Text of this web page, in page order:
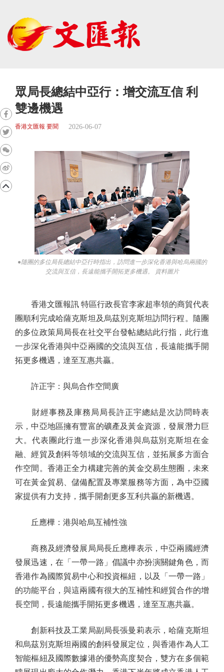
眾局長總結中亞行：增交流互信 利
雙邊機遇
香港文匯報 要聞 2026-06-07
●隨團的多位局長總結中亞行時指出，訪問進一步深化香港與哈烏兩國的
交流與互信，長遠能攜手開拓更多機遇。 資料圖片
香港文匯報訊 特區行政長官李家超率領的商貿代表
團順利完成哈薩克斯坦及烏茲別克斯坦訪問行程。隨團
的多位政策局局長在社交平台發帖總結此行指，此行進
一步深化香港與中亞兩國的交流與互信，長遠能攜手開
拓更多機遇，達至互惠共贏。
許正宇：與烏合作空間廣
財經事務及庫務局局長許正宇總結是次訪問時表
示，中亞地區擁有豐富的礦產及黃金資源，發展潛力巨
大。代表團此行進一步深化香港與烏茲別克斯坦在金
融、經貿及創科等領域的交流與互信，並拓展多方面合
作空間。香港正全力構建完善的黃金交易生態圈，未來
可在黃金貿易、儲備配置及專業服務等方面，為中亞國
家提供有力支持，攜手開創更多互利共贏的新機遇。
丘應樺：港與哈烏互補性強
商務及經濟發展局局長丘應樺表示，中亞兩國經濟
發展迅速，在「一帶一路」倡議中亦扮演關鍵角色，而
香港作為國際貿易中心和投資樞紐，以及「一帶一路」
的功能平台，與這兩國有很大的互補性和經貿合作的增
長空間，長遠能攜手開拓更多機遇，達至互惠共贏。
創新科技及工業局副局長張曼莉表示，哈薩克斯坦
和烏茲別克斯坦兩國的創科發展定位，與香港作為人工
智能樞紐及國際數據港的優勢高度契合，雙方在多個範